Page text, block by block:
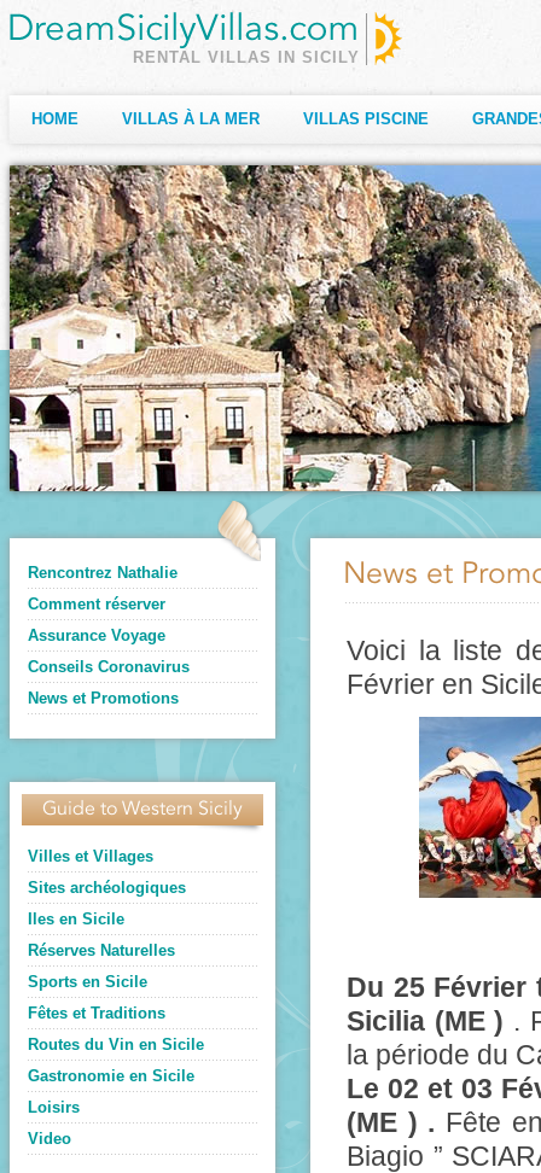
RENTAL VILLAS IN SICILY
HOME VILLAS À LA MER VILLAS PISCINE
Rencontrez Nathalie
Comment réserver
Assurance Voyage
Conseils Coronavirus
News et Promotions
Guide to Western Sicily
Villes et Villages
Sites archéologiques
Iles en Sicile
Réserves Naturelles
Sports en Sicile
Fêtes et Traditions
Routes du Vin en Sicile
Gastronomie en Sicile
Loisirs
Video
News et
Voici la liste
Février en
Du 25 Février
Sicilia (ME ) .
la période du
Le 02 et 03
(ME ) . Fête
Biagio ”